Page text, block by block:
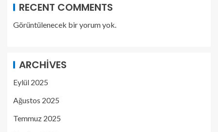
RECENT COMMENTS
Görüntülenecek bir yorum yok.
ARCHIVES
Eylül 2025
Ağustos 2025
Temmuz 2025